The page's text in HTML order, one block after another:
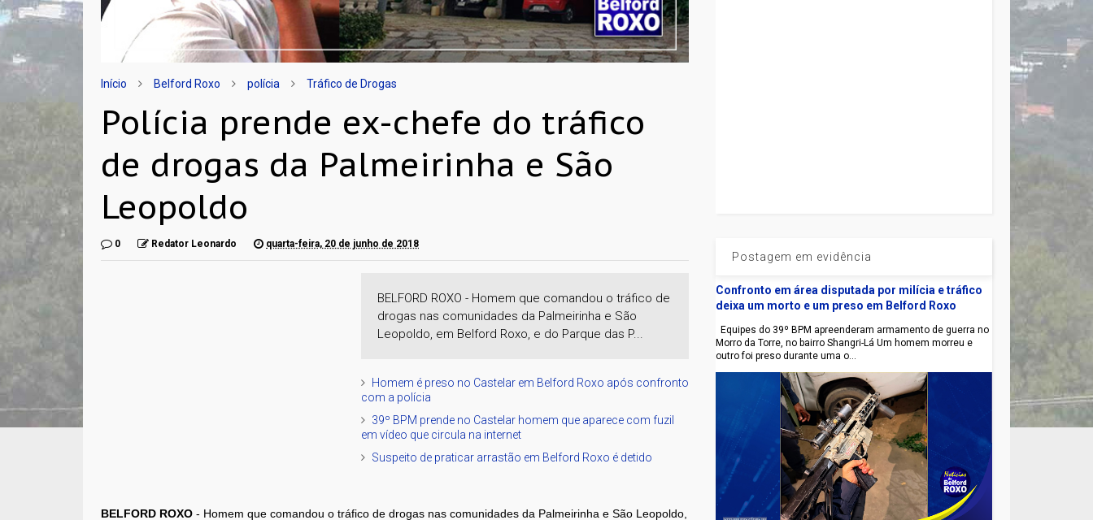
Início Belford Roxo polícia Tráfico de Drogas
Polícia prende ex-chefe do tráfico
de drogas da Palmeirinha e São
Leopoldo
0 Redator Leonardo quarta-feira, 20 de junho de 2018
BELFORD ROXO - Homem que comandou o tráfico de
drogas nas comunidades da Palmeirinha e São
Leopoldo, em Belford Roxo, e do Parque das P...
Homem é preso no Castelar em Belford Roxo após confronto
com a polícia
39º BPM prende no Castelar homem que aparece com fuzil
em vídeo que circula na internet
Suspeito de praticar arrastão em Belford Roxo é detido
BELFORD ROXO - Homem que comandou o tráfico de drogas nas comunidades da Palmeirinha e São Leopoldo,
Postagem em evidência
Confronto em área disputada por milícia e tráfico
deixa um morto e um preso em Belford Roxo
Equipes do 39º BPM apreenderam armamento de guerra no
Morro da Torre, no bairro Shangri-Lá Um homem morreu e
outro foi preso durante uma o...